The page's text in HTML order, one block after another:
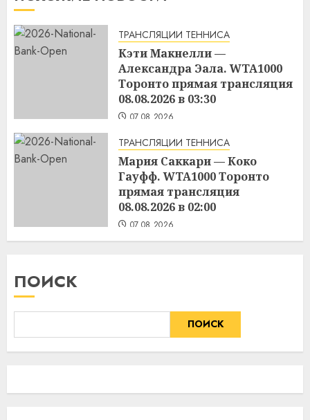
ТРАНСЛЯЦИИ ТЕННИСА
Кэти Макнелли —
Александра Эала. WTA1000
Торонто прямая трансляция
08.08.2026 в 03:30
07.08.2026
ТРАНСЛЯЦИИ ТЕННИСА
Мария Саккари — Коко
Гауфф. WTA1000 Торонто
прямая трансляция
08.08.2026 в 02:00
07.08.2026
ПОИСК
ПОИСК